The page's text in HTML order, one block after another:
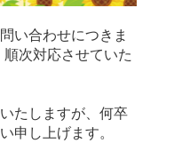
い合わせにつきま
次対応させていた
たしますが、何卒
申し上げます。